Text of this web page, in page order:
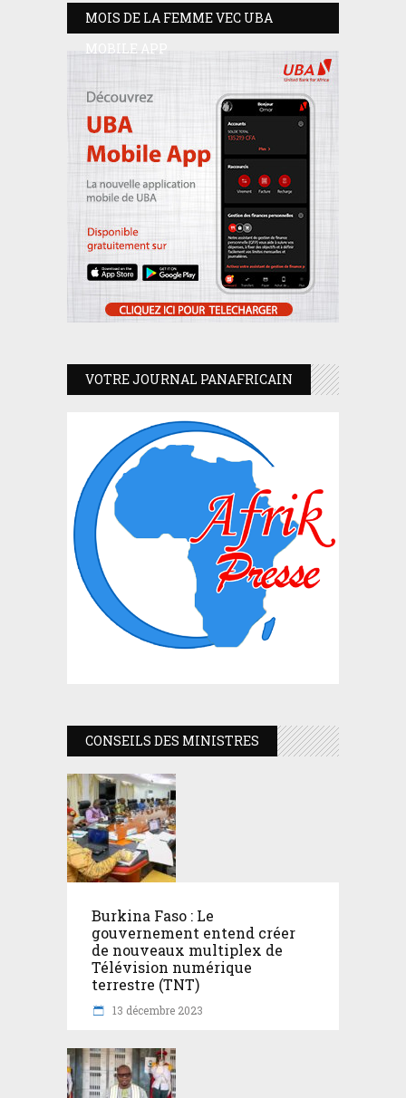
MOIS DE LA FEMME VEC UBA
MOBILE APP
VOTRE JOURNAL PANAFRICAIN
CONSEILS DES MINISTRES
Burkina Faso : Le
gouvernement entend créer
de nouveaux multiplex de
Télévision numérique
terrestre (TNT)
13 décembre 2023